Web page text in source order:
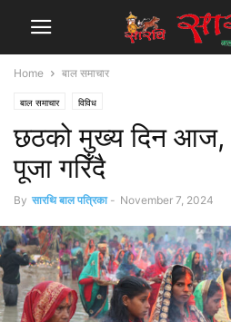
Home बाल समाचार
बाल समाचार विविध
छठको मुख्य दिन आज,
पूजा गरिँदै
By सारथि बाल पत्रिका - November 7, 2024